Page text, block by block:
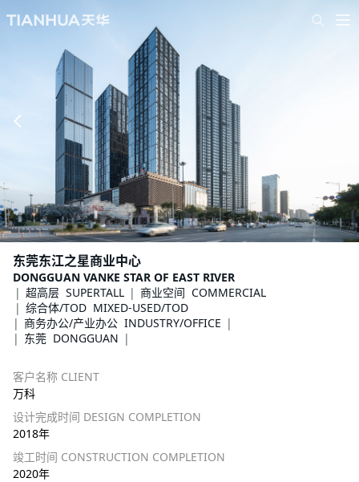
东莞东江之星商业中心
DONGGUAN VANKE STAR OF EAST RIVER
超高层 SUPERTALL
商业空间 COMMERCIAL
综合体/TOD MIXED-USED/TOD
商务办公/产业办公 INDUSTRY/OFFICE
东莞 DONGGUAN
客户名称 CLIENT
万科
设计完成时间 DESIGN COMPLETION
2018年
竣工时间 CONSTRUCTION COMPLETION
2020年